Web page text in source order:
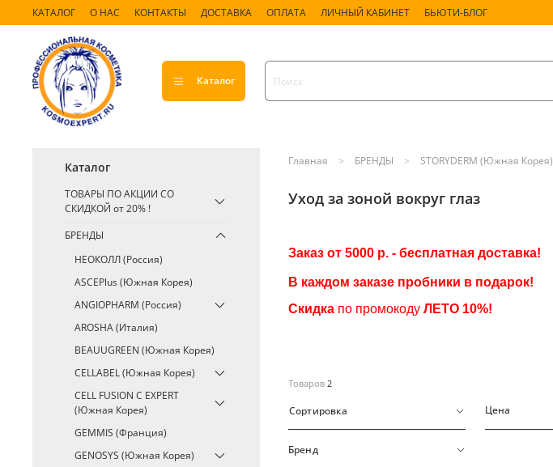
КАТАЛОГ О НАС КОНТАКТЫ ДОСТАВКА ОПЛАТА ЛИЧНЫЙ КАБИНЕТ БЬЮТИ-БЛОГ
Каталог
Главная БРЕНДЫ STORYDERM (Южная Корея)
Уход за зоной вокруг глаз
Заказ от 5000 р. - бесплатная доставка!
В каждом заказе пробники в подарок!
Скидка по промокодуЛЕТО10%!
Товаров 2
Сортировка Цена
Бренд
Каталог
ТОВАРЫ ПО АКЦИИ СО
СКИДКОЙ от 20% !
БРЕНДЫ
НЕОКОЛЛ (Россия)
ASCEPlus (Южная Корея)
ANGIOPHARM (Россия)
AROSHA (Италия)
BEAUUGREEN (Южная Корея)
CELLABEL (Южная Корея)
CELL FUSION C EXPERT
(Южная Корея)
GEMMIS (Франция)
GENOSYS (Южная Корея)